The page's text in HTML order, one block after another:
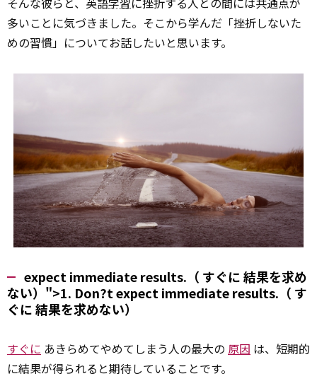
多いことに気づきました。そこから学んだ「挫折しないた
めの習慣」についてお話したいと思います。
expect immediate results.（ すぐに結果を求め
ない）">1. Don?texpect immediate results.（ す
ぐに結果を求めない）
すぐに あきらめてやめてしまう人の最大の 原因 は、短期的
に結果が得られると期待していることです。